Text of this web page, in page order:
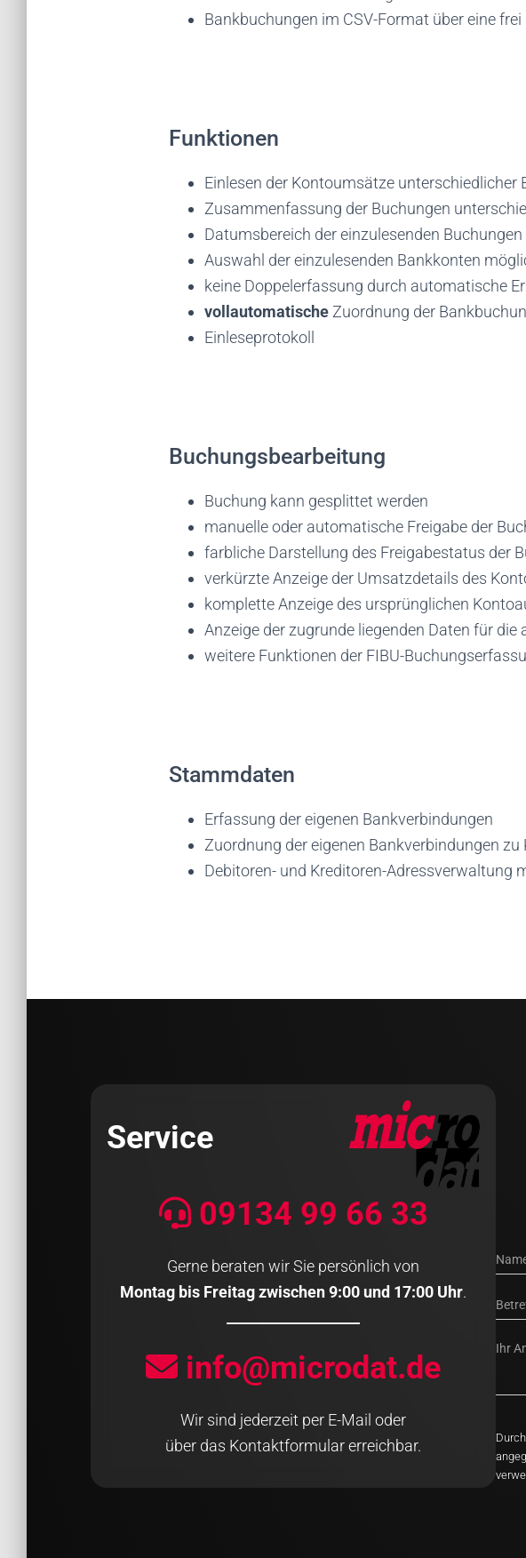
Bankbuchungen im CSV-Format über eine
Funktionen
Einlesen der Kontoumsätze
Zusammenfassung der Buchungen
Datumsbereich der einzulesenden
Auswahl der einzulesenden Bankkonten
keine Doppelerfassung durch automatische
vollautomatische Zuordnung der
Einleseprotokoll
Buchungsbearbeitung
Buchung kann gesplittet werden
manuelle oder automatische Freigabe der
farbliche Darstellung des Freigabestatus der
verkürzte Anzeige der Umsatzdetails des
komplette Anzeige des ursprünglichen
Anzeige der zugrunde liegenden Daten für
weitere Funktionen der FIBU-
Stammdaten
Erfassung der eigenen Bankverbindungen
Zuordnung der eigenen Bankverbindungen zu
Debitoren- und Kreditoren-Adressverwaltung
Service
09134 99 66 33
Gerne beraten wir Sie persönlich von
Montag bis Freitag zwischen 9:00 und 17:00 Uhr.
info@microdat.de
Wir sind jederzeit per E-Mail oder
über das Kontaktformular erreichbar.